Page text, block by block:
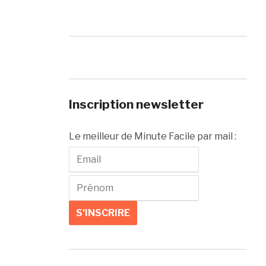
Inscription newsletter
Le meilleur de Minute Facile par mail :